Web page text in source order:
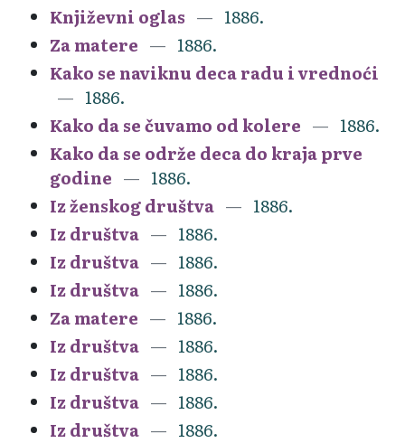
Književni oglas
1886.
Za matere
1886.
Kako se naviknu deca radu i vrednoći
1886.
Kako da se čuvamo od kolere
1886.
Kako da se održe deca do kraja prve
godine
1886.
Iz ženskog društva
1886.
Iz društva
1886.
Iz društva
1886.
Iz društva
1886.
Za matere
1886.
Iz društva
1886.
Iz društva
1886.
Iz društva
1886.
Iz društva
1886.